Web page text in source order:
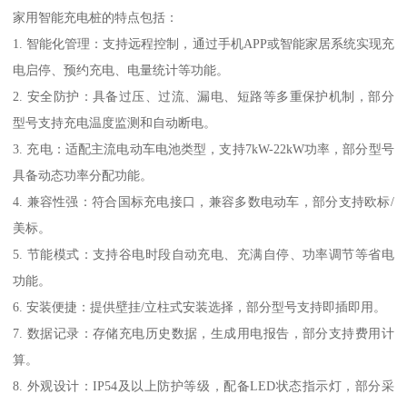
家用智能充电桩的特点包括：
1. 智能化管理：支持远程控制，通过手机APP或智能家居系统实现充
电启停、预约充电、电量统计等功能。
2. 安全防护：具备过压、过流、漏电、短路等多重保护机制，部分
型号支持充电温度监测和自动断电。
3. 充电：适配主流电动车电池类型，支持7kW-22kW功率，部分型号
具备动态功率分配功能。
4. 兼容性强：符合国标充电接口，兼容多数电动车，部分支持欧标/
美标。
5. 节能模式：支持谷电时段自动充电、充满自停、功率调节等省电
功能。
6. 安装便捷：提供壁挂/立柱式安装选择，部分型号支持即插即用。
7. 数据记录：存储充电历史数据，生成用电报告，部分支持费用计
算。
8. 外观设计：IP54及以上防护等级，配备LED状态指示灯，部分采